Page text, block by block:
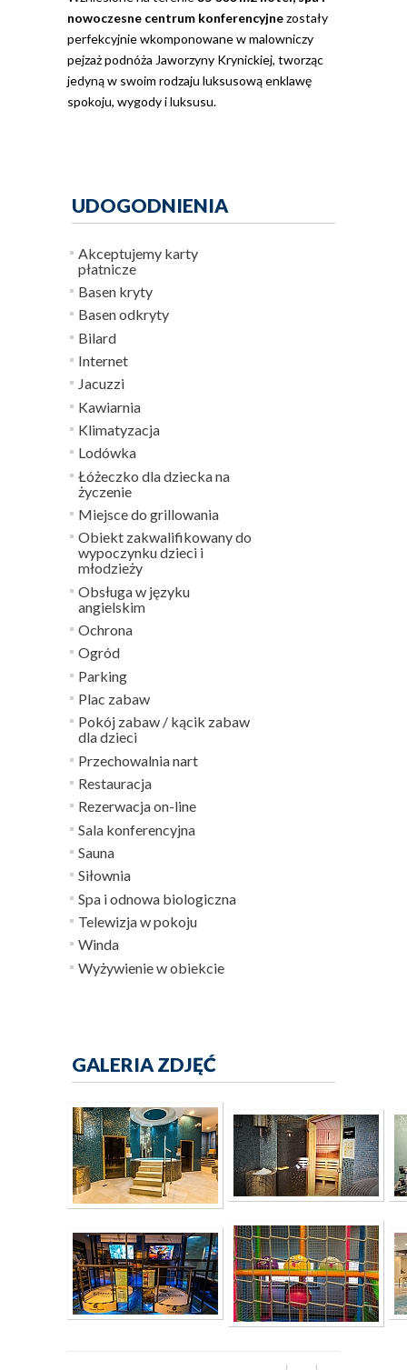
nowoczesne centrum konferencyjnezostały
perfekcyjnie wkomponowane w malowniczy
pejzaż podnóża Jaworzyny Krynickiej, tworząc
jedyną w swoim rodzaju luksusową enklawę
spokoju, wygody i luksusu.
UDOGODNIENIA
Akceptujemy karty
płatnicze
Basen kryty
Basen odkryty
Bilard
Internet
Jacuzzi
Kawiarnia
Klimatyzacja
Lodówka
Łóżeczko dla dziecka na
życzenie
Miejsce do grillowania
Obiekt zakwalifikowany do
wypoczynku dzieci i
młodzieży
Obsługa w języku
angielskim
Ochrona
Ogród
Parking
Plac zabaw
Pokój zabaw / kącik zabaw
dla dzieci
Przechowalnia nart
Restauracja
Rezerwacja on-line
Sala konferencyjna
Sauna
Siłownia
Spa i odnowa biologiczna
Telewizja w pokoju
Winda
Wyżywienie w obiekcie
GALERIA ZDJĘĆ